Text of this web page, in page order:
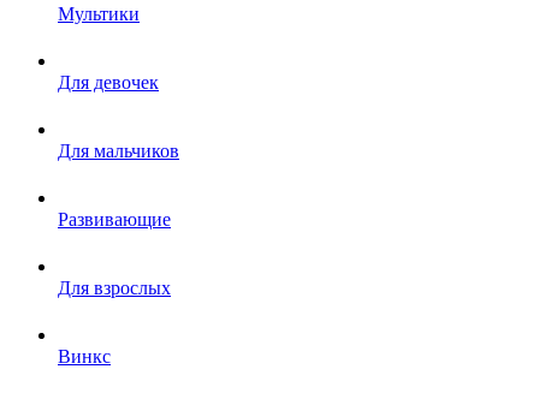
Мультики
Для девочек
Для мальчиков
Развивающие
Для взрослых
Винкс